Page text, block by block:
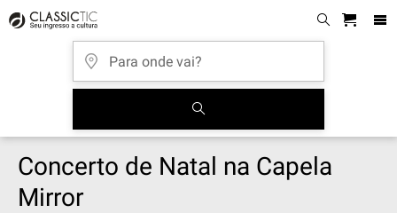
Concerto de Natal na Capela
Mirror